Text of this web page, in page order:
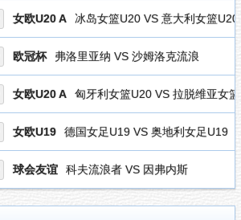
女欧U20 A 冰岛女篮U20 VS 意大利女篮U20
欧冠杯 弗洛里亚纳 VS 沙姆洛克流浪
女欧U20 A 匈牙利女篮U20 VS 拉脱维亚女
女欧U19 德国女足U19 VS 奥地利女足U19
球会友谊 科夫流浪者 VS 因弗内斯